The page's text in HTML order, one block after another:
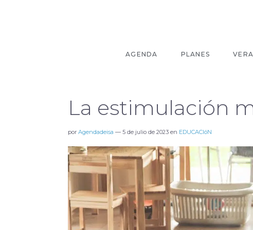
AGENDA PLANES
La estimulación
por Agendadeisa — 5 de julio de 2023 en EDUCACIóN